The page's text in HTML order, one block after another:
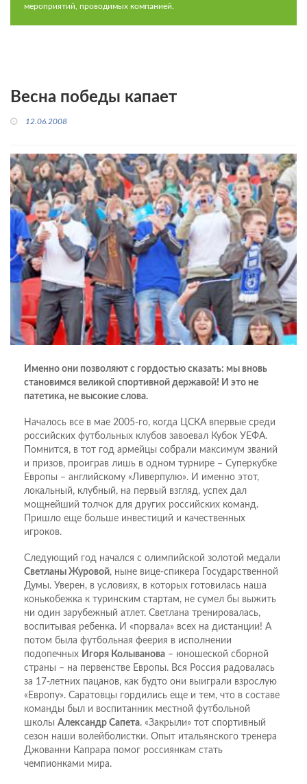
мероприятий, проводимых компанией.
Весна победы капает
12.06.2008
Именно они позволяют с гордостью сказать: мы вновь
становимся великой спортивной державой! И это не
патетика, не высокие слова.
Началось все в мае 2005-го, когда ЦСКА впервые среди
российских футбольных клубов завоевал Кубок УЕФА.
Помнится, в тот год армейцы собрали максимум званий
и призов, проиграв лишь в одном турнире – Суперкубке
Европы – английскому «Ливерпулю». И именно этот,
локальный, клубный, на первый взгляд, успех дал
мощнейший толчок для других российских команд.
Пришло еще больше инвестиций и качественных
игроков.
Следующий год начался с олимпийской золотой медали
Светланы Журовой, ныне вице-спикера Государственной
Думы. Уверен, в условиях, в которых готовилась наша
конькобежка к туринским стартам, не сумел бы выжить
ни один зарубежный атлет. Светлана тренировалась,
воспитывая ребенка. И «порвала» всех на дистанции! А
потом была футбольная феерия в исполнении
подопечных Игоря Колыванова – юношеской сборной
страны – на первенстве Европы. Вся Россия радовалась
за 17-летних пацанов, как будто они выиграли взрослую
«Европу». Саратовцы гордились еще и тем, что в составе
команды был и воспитанник местной футбольной
школы Александр Сапета. «Закрыли» тот спортивный
сезон наши волейболистки. Опыт итальянского тренера
Джованни Капрара помог россиянкам стать
чемпионками мира.